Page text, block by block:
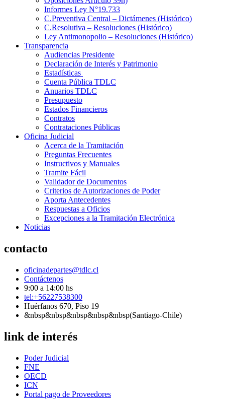
Informes Ley N°19.733
C.Preventiva Central – Dictámenes (Histórico)
C.Resolutiva – Resoluciones (Histórico)
Ley Antimonopolio – Resoluciones (Histórico)
Transparencia
Audiencias Presidente
Declaración de Interés y Patrimonio
Estadísticas
Cuenta Pública TDLC
Anuarios TDLC
Presupuesto
Estados Financieros
Contratos
Contrataciones Públicas
Oficina Judicial
Acerca de la Tramitación
Preguntas Frecuentes
Instructivos y Manuales
Tramite Fácil
Validador de Documentos
Criterios de Autorizaciones de Poder
Aporta Antecedentes
Respuestas a Oficios
Excepciones a la Tramitación Electrónica
Noticias
contacto
oficinadepartes@tdlc.cl
Contáctenos
9:00 a 14:00 hs
tel:+56227538300
Huérfanos 670, Piso 19
&nbsp&nbsp&nbsp&nbsp&nbsp(Santiago-Chile)
link de interés
Poder Judicial
FNE
OECD
ICN
Portal pago de Proveedores